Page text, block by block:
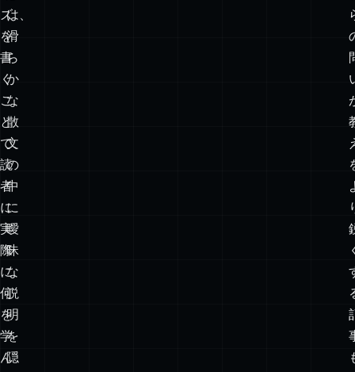
な
い
ク
イ
ズ
を
書
く
こ
と
で、
読
者
に
実
際
記
事
は、
滑
ら
か
な
散
文
の
中
に
曖
昧
今、プログラミングの問題を書くとき、私は自分に問いかけ
る：